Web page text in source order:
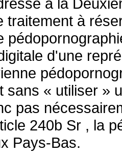
traitement à
d'une
sans « utiliser »
pas
240b Sr , la
Pays-Bas.